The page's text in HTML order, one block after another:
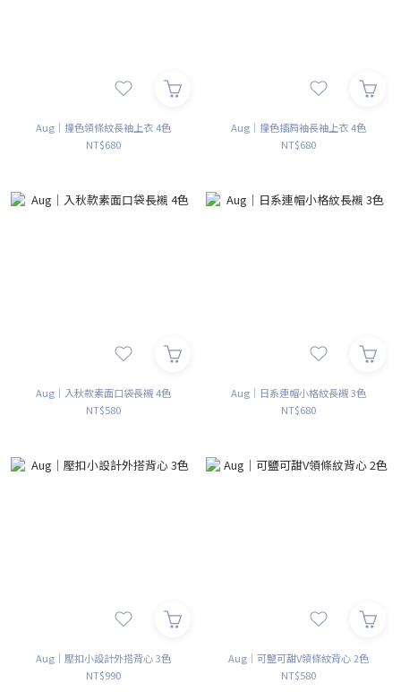
Aug｜撞色領條紋長袖上衣 4色
NT$680
Aug｜撞色插肩袖長袖上衣 4色
NT$680
Aug｜入秋款素面口袋長襯 4色
NT$580
Aug｜日系連帽小格紋長襯 3色
NT$680
Aug｜壓扣小設計外搭背心 3色
NT$990
Aug｜可鹽可甜V領條紋背心 2色
NT$580